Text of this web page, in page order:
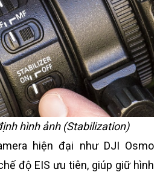
hình ảnh (Stabilization)
hiện đại như DJI Osmo
độ EIS ưu tiên, giúp giữ hình